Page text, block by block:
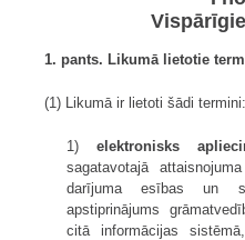
1. pants. Likumā lietotie
(1) Likumā ir lietoti šādi termini:
1) elektronisks
sagatavotajā
darījuma esības un
apstiprinājums
citā informācijas